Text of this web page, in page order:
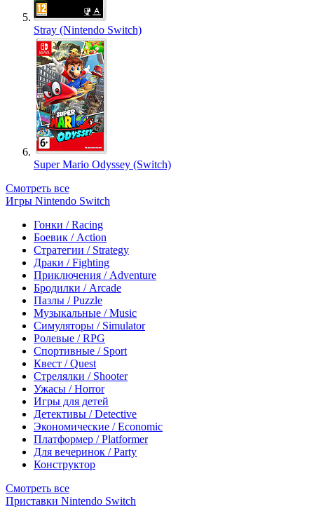
Stray (Nintendo Switch)
Super Mario Odyssey (Switch)
Смотреть все
Игры Nintendo Switch
Гонки / Racing
Боевик / Action
Стратегии / Strategy
Драки / Fighting
Приключения / Adventure
Бродилки / Arcade
Пазлы / Puzzle
Музыкальные / Music
Симуляторы / Simulator
Ролевые / RPG
Спортивные / Sport
Квест / Quest
Стрелялки / Shooter
Ужасы / Horror
Игры для детей
Детективы / Detective
Экономические / Economic
Платформер / Platformer
Для вечеринок / Party
Конструктор
Смотреть все
Приставки Nintendo Switch